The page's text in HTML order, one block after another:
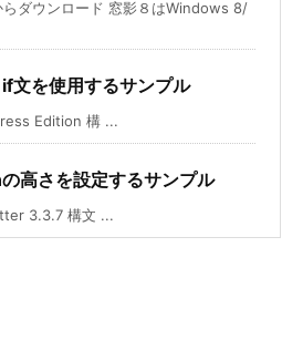
ダウンロード 窓影８はWindows 8/
文を使用するサンプル
Edition 構 ...
高さを設定するサンプル
3.3.7 構文 ...